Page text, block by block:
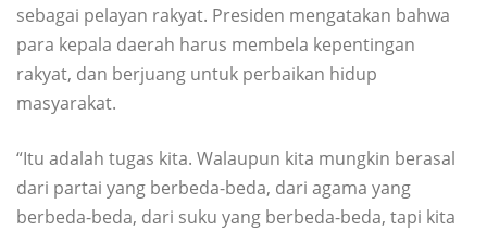
sebagai pelayan rakyat. Presiden mengatakan bahwa
para kepala daerah harus membela kepentingan
rakyat, dan berjuang untuk perbaikan hidup
masyarakat.
“Itu adalah tugas kita. Walaupun kita mungkin berasal
dari partai yang berbeda-beda, dari agama yang
berbeda-beda, dari suku yang berbeda-beda, tapi kita